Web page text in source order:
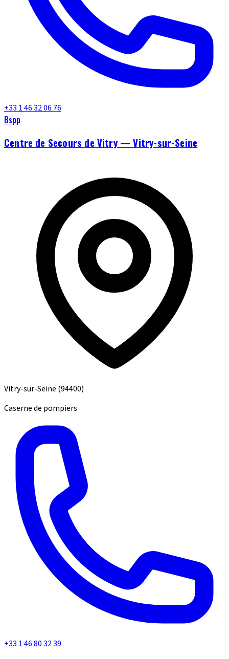
+33 1 46 32 06 76
Bspp
Centre de Secours de Vitry — Vitry-sur-Seine
Vitry-sur-Seine (94400)
Caserne de pompiers
+33 1 46 80 32 39